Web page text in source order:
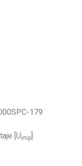
[Uimp